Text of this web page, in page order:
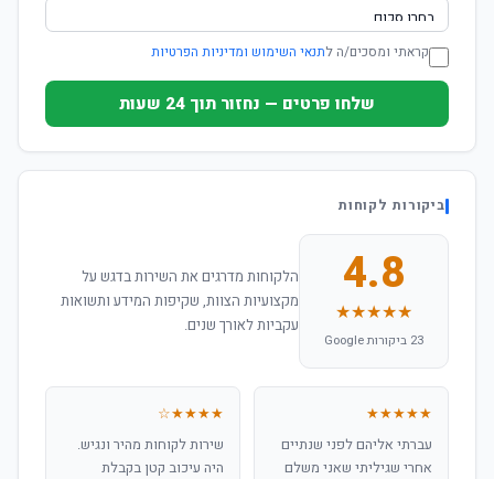
קראתי ומסכים/ה לתנאי השימוש ומדיניות הפרטיות
שלחו פרטים — נחזור תוך 24 שעות
ביקורות לקוחות
4.8
★★★★★
23 ביקורות Google
הלקוחות מדרגים את השירות בדגש על
מקצועיות הצוות, שקיפות המידע ותשואות
עקביות לאורך שנים.
★★★★★
עברתי אליהם לפני שנתיים
אחרי שגיליתי שאני משלם
★★★★☆
שירות לקוחות מהיר ונגיש.
היה עיכוב קטן בקבלת